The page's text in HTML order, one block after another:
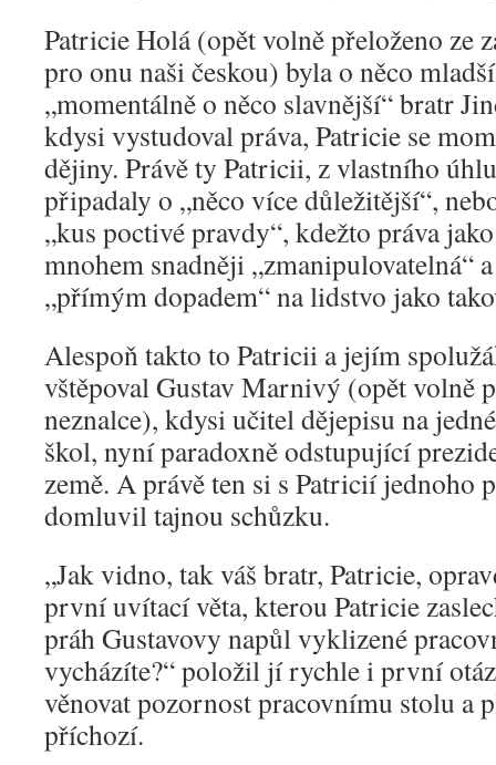
Patricie Holá (opět volně přeloženo ze
pro onu naši českou) byla o něco
„momentálně o něco slavnější“ bratr
kdysi vystudoval práva, Patricie se
dějiny. Právě ty Patricii, z vlastního
připadaly o „něco více důležitější“,
„kus poctivé pravdy“, kdežto práva
mnohem snadněji „zmanipulovatelná“
„přímým dopadem“ na lidstvo jako
Alespoň takto to Patricii a jejím
vštěpoval Gustav Marnivý (opět volně
neznalce), kdysi učitel dějepisu na
škol, nyní paradoxně odstupující
země. A právě ten si s Patricií jednoho
domluvil tajnou schůzku.
„Jak vidno, tak váš bratr, Patricie,
první uvítací věta, kterou Patricie
práh Gustavovy napůl vyklizené
vycházíte?“ položil jí rychle i první
věnovat pozornost pracovnímu stolu a
příchozí.